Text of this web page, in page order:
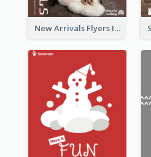
New Arrivals Flyers In In Brown Colour Tone